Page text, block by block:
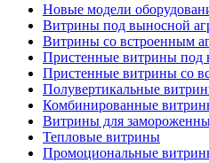
Новые модели
Витрины под выносной
Витрины со встроенным
Пристенные витрины под
Пристенные витрины со
Полувертикальные
Комбинированные
Витрины для
Тепловые витрины
Промоциональные